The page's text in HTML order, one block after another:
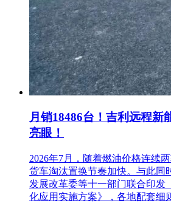
电话：0598-8520598
月销18486台！吉利远程新
亮眼！
2026年7月，随着燃油价格连续
货车淘汰置换节奏加快。与此同
发展改革委等十一部门联合印发
化应用实施方案》，各地配套细